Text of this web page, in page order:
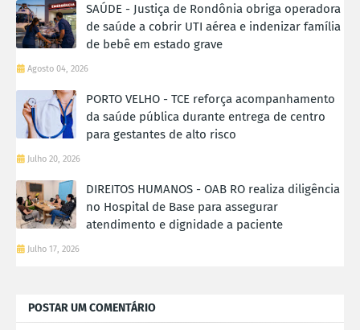
SAÚDE - Justiça de Rondônia obriga operadora
de saúde a cobrir UTI aérea e indenizar família
de bebê em estado grave
Agosto 04, 2026
PORTO VELHO - TCE reforça acompanhamento
da saúde pública durante entrega de centro
para gestantes de alto risco
Julho 20, 2026
DIREITOS HUMANOS - OAB RO realiza diligência
no Hospital de Base para assegurar
atendimento e dignidade a paciente
Julho 17, 2026
POSTAR UM COMENTÁRIO